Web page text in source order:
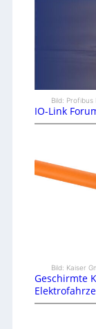
Bild:
IO-Link
Bild: Kaiser
Geschirmte